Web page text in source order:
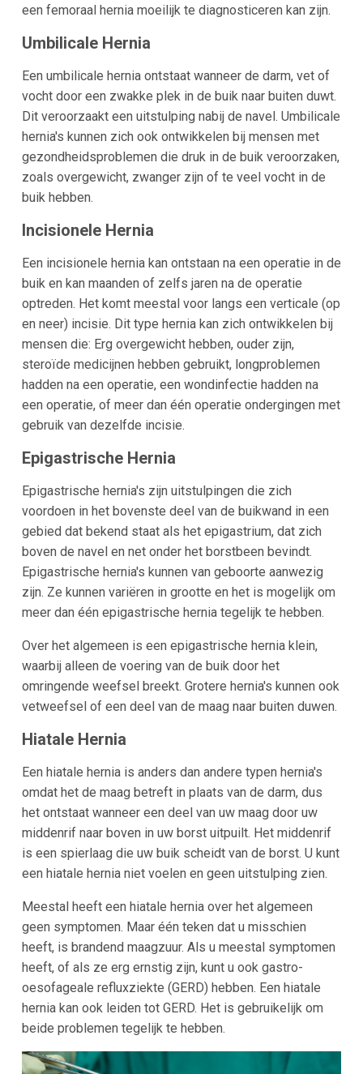
een femoraal hernia moeilijk te diagnosticeren kan zijn.
Umbilicale Hernia
Een umbilicale hernia ontstaat wanneer de darm, vet of
vocht door een zwakke plek in de buik naar buiten duwt.
Dit veroorzaakt een uitstulping nabij de navel. Umbilicale
hernia's kunnen zich ook ontwikkelen bij mensen met
gezondheidsproblemen die druk in de buik veroorzaken,
zoals overgewicht, zwanger zijn of te veel vocht in de
buik hebben.
Incisionele Hernia
Een incisionele hernia kan ontstaan na een operatie in de
buik en kan maanden of zelfs jaren na de operatie
optreden. Het komt meestal voor langs een verticale (op
en neer) incisie. Dit type hernia kan zich ontwikkelen bij
mensen die: Erg overgewicht hebben, ouder zijn,
steroïde medicijnen hebben gebruikt, longproblemen
hadden na een operatie, een wondinfectie hadden na
een operatie, of meer dan één operatie ondergingen met
gebruik van dezelfde incisie.
Epigastrische Hernia
Epigastrische hernia's zijn uitstulpingen die zich
voordoen in het bovenste deel van de buikwand in een
gebied dat bekend staat als het epigastrium, dat zich
boven de navel en net onder het borstbeen bevindt.
Epigastrische hernia's kunnen van geboorte aanwezig
zijn. Ze kunnen variëren in grootte en het is mogelijk om
meer dan één epigastrische hernia tegelijk te hebben.
Over het algemeen is een epigastrische hernia klein,
waarbij alleen de voering van de buik door het
omringende weefsel breekt. Grotere hernia's kunnen ook
vetweefsel of een deel van de maag naar buiten duwen.
Hiatale Hernia
Een hiatale hernia is anders dan andere typen hernia's
omdat het de maag betreft in plaats van de darm, dus
het ontstaat wanneer een deel van uw maag door uw
middenrif naar boven in uw borst uitpuilt. Het middenrif
is een spierlaag die uw buik scheidt van de borst. U kunt
een hiatale hernia niet voelen en geen uitstulping zien.
Meestal heeft een hiatale hernia over het algemeen
geen symptomen. Maar één teken dat u misschien
heeft, is brandend maagzuur. Als u meestal symptomen
heeft, of als ze erg ernstig zijn, kunt u ook gastro-
oesofageale refluxziekte (GERD) hebben. Een hiatale
hernia kan ook leiden tot GERD. Het is gebruikelijk om
beide problemen tegelijk te hebben.